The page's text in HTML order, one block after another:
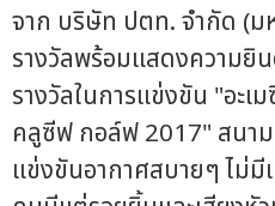
จาก บริษัท ปตท. จำกัด (ม
รางวัลพร้อมแสดงความ
รางวัลในการแข่งขัน "อะ
คลูซีฟ กอล์ฟ 2017" สนาม
แข่งขันอากาศสบายๆ ไม่